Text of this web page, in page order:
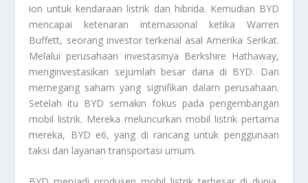
ion untuk kendaraan listrik dan hibrida. Kemudian BYD
mencapai ketenaran internasional ketika Warren
Buffett, seorang investor terkenal asal Amerika Serikat.
Melalui perusahaan investasinya Berkshire Hathaway,
menginvestasikan sejumlah besar dana di BYD. Dan
memegang saham yang signifikan dalam perusahaan.
Setelah itu BYD semakin fokus pada pengembangan
mobil listrik. Mereka meluncurkan mobil listrik pertama
mereka, BYD e6, yang di rancang untuk penggunaan
taksi dan layanan transportasi umum.